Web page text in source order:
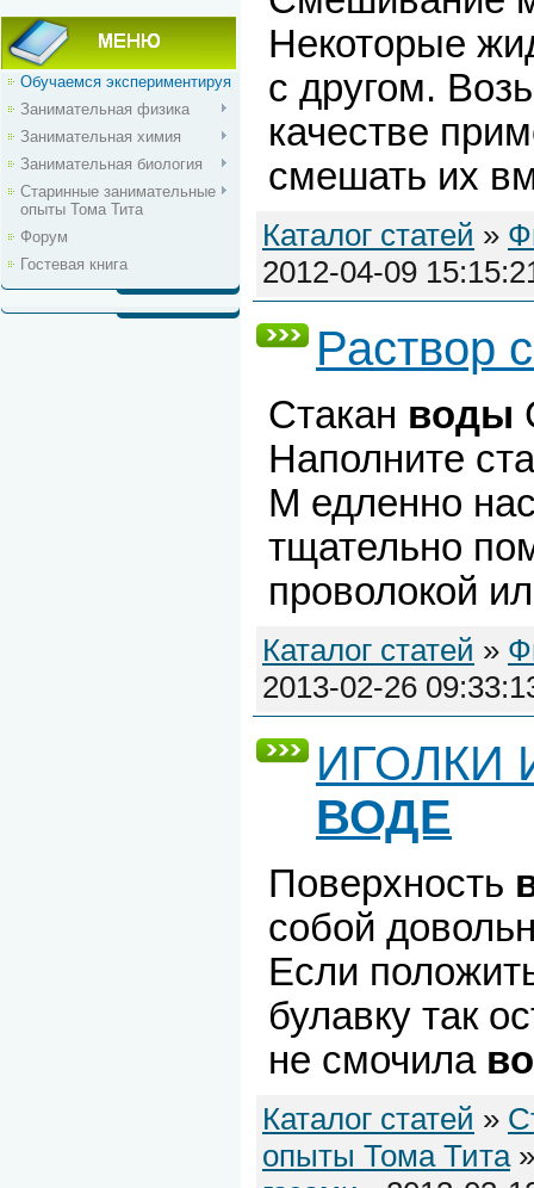
Обучаемся экспериментируя
Занимательная физика
Занимательная химия
Занимательная биология
Старинные занимательные
опыты Тома Тита
Форум
Гостевая книга
Некоторые
с другом.
качестве
смешать их
Каталог статей »
2012-04-09
Раствор
Стакан воды
Наполните
М едленно
тщательно
проволокой
Каталог статей »
2013-02-26
ИГОЛКИ
ВОДЕ
Поверхность
собой
Если
булавку так
не смочила
Каталог статей »
опыты Тома Тита »